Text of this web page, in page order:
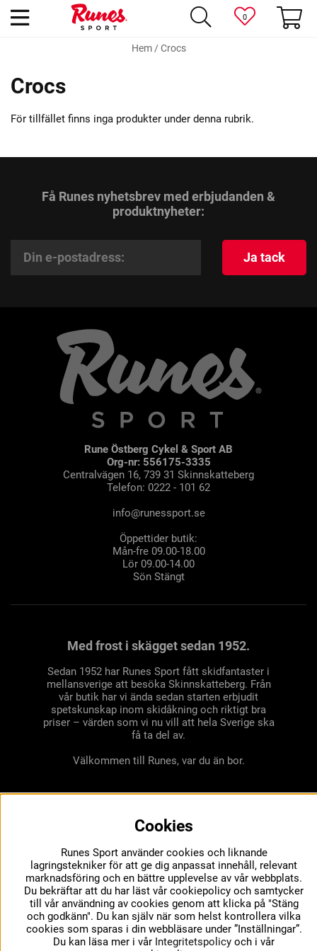
0
Hem/Crocs
Crocs
För tillfället finns inga produkter under denna rubrik.
Få Runes nyhetsbrev med erbjudanden &
produktnyheter:
Ja tack
Rune Östberg Cykel & Sport AB
Org-nr: 556175-3335
Centralvägen 16, 739 31 Skinnskatteberg
Telefon: 0222 - 101 62
info@runessport.se
Öppettider butik:
Mån-fre 09.00-18.00
Lör 09.00-14.00
Sön Stängt
Med frost i skägget sedan 1952.
Sedan 1952 har Runes Sport fått skidfantaster i
mellansverige att besöka Skinnskatteberg. Från
vår butik har vi ända sedan starten erbjudit
spetskunskap inom skidåkning och riktigt bra
priser – värden som vi nu vill att hela Sverige ska
få ta del av.
Välkommen till Runes, var du än bor.
Cookies
Runes Sport använder cookies och liknande
lagringstekniker för att ge dig anpassat innehåll, relevant
marknadsföring och en bättre upplevelse av vår webbplats.
Du bekräftar att du har läst vår cookiepolicy och samtycker
till vår användning av cookies genom att klicka på "Stäng
och godkänn". Du kan själv när som helst kontrollera vilka
cookies som sparas i din webbläsare under ”Inställningar”.
Du kan läsa mer i vår Integritetspolicy och i vår